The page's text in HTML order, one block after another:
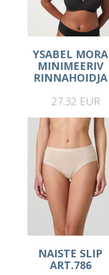
YSABEL MORA
MINIMEERIV
RINNAHOIDJA
27.32 EUR
NAISTE SLIP
ART.786